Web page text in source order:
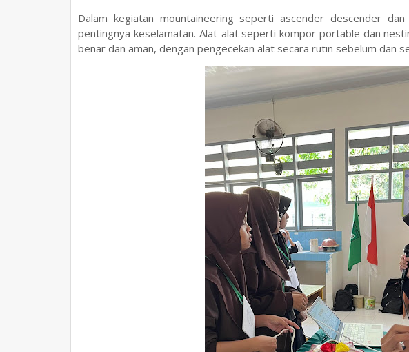
Dalam kegiatan mountaineering seperti ascender descender dan
pentingnya keselamatan. Alat-alat seperti kompor portable dan
benar dan aman, dengan pengecekan alat secara rutin sebelum dan